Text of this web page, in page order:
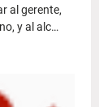
al gerente,
y al alc…